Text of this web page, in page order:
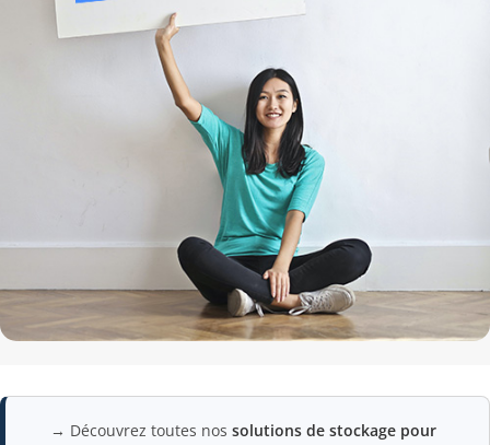
→ Découvrez toutes nos solutions de stockage pour